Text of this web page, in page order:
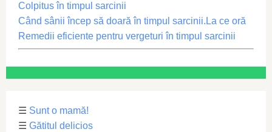
Colpitus în timpul sarcinii
Când sânii încep să doară în timpul sarcinii.La ce oră
Remedii eficiente pentru vergeturi în timpul sarcinii
☰ Sunt o mamă!
☰ Gătitul delicios